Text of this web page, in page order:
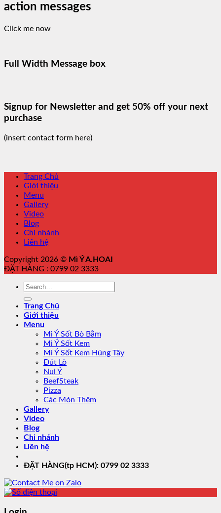
action messages
Click me now
Full Width Message box
Signup for Newsletter and get 50% off your next
purchase
(insert contact form here)
Trang Chủ
Giới thiệu
Menu
Gallery
Video
Blog
Chi nhánh
Liên hệ
Copyright 2026 © Mì Ý A.HOAI
ĐẶT HÀNG : 0799 02 3333
Search
Trang Chủ
Giới thiệu
Menu
Mì Ý Sốt Bò Bằm
Mì Ý Sốt Kem
Mì Ý Sốt Kem Húng Tây
Đút Lò
Nui Ý
BeefSteak
Pizza
Các Món Thêm
Gallery
Video
Blog
Chi nhánh
Liên hệ
ĐẶT HÀNG(tp HCM): 0799 02 3333